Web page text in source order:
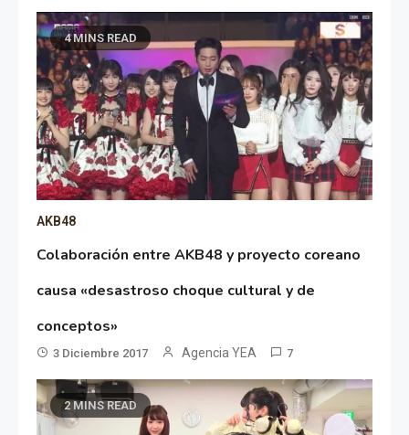
4 MINS READ
AKB48
Colaboración entre AKB48 y proyecto coreano
causa «desastroso choque cultural y de
conceptos»
3 Diciembre 2017 Agencia YEA 7
2 MINS READ